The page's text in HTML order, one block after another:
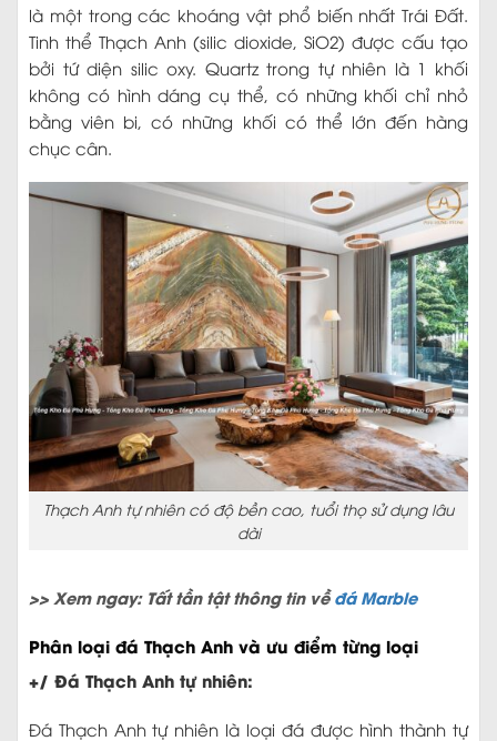
là một trong các khoáng vật phổ biến nhất Trái Đất.
Tinh thể Thạch Anh (silic dioxide, SiO2) được cấu tạo
bởi tứ diện silic oxy. Quartz trong tự nhiên là 1 khối
không có hình dáng cụ thể, có những khối chỉ nhỏ
bằng viên bi, có những khối có thể lớn đến hàng
chục cân.
Thạch Anh tự nhiên có độ bền cao, tuổi thọ sử dụng lâu
dài
>> Xem ngay: Tất tần tật thông tin vềđá Marble
Phân loại đá Thạch Anh và ưu điểm từng loại
+/ Đá Thạch Anh tự nhiên:
Đá Thạch Anh tự nhiên là loại đá được hình thành tự